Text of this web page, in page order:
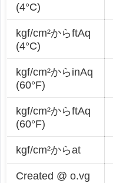
(4°C)
kgf/cm²からftAq
(4°C)
kgf/cm²からinAq
(60°F)
kgf/cm²からftAq
(60°F)
kgf/cm²からat
Created @ o.vg